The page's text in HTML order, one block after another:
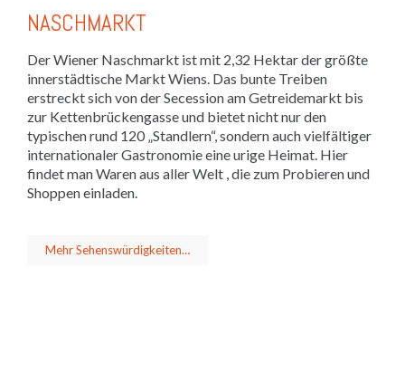
NASCHMARKT
Der Wiener Naschmarkt ist mit 2,32 Hektar der größte
innerstädtische Markt Wiens. Das bunte Treiben
erstreckt sich von der Secession am Getreidemarkt bis
zur Kettenbrückengasse und bietet nicht nur den
typischen rund 120 „Standlern“, sondern auch vielfältiger
internationaler Gastronomie eine urige Heimat. Hier
findet man Waren aus aller Welt , die zum Probieren und
Shoppen einladen.
Mehr Sehenswürdigkeiten…